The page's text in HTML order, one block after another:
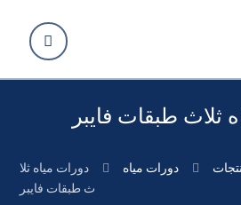
ثلاث طبقات فايبر
دورات مياه
دورات مياه ثلا
ث طبقات فايبر